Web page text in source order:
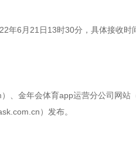
年6月21日13时30分，具体接收时
、金年会体育app运营分公司网站
）发布。